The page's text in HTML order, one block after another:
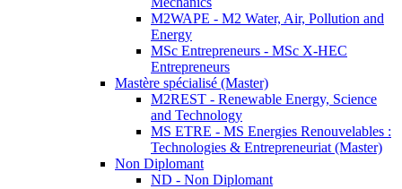
M2WAPE - M2 Water, Air, Pollution and
Energy
MSc Entrepreneurs - MSc X-HEC
Entrepreneurs
Mastère spécialisé (Master)
M2REST - Renewable Energy, Science
and Technology
MS ETRE - MS Energies Renouvelables :
Technologies & Entrepreneuriat (Master)
Non Diplomant
ND - Non Diplomant